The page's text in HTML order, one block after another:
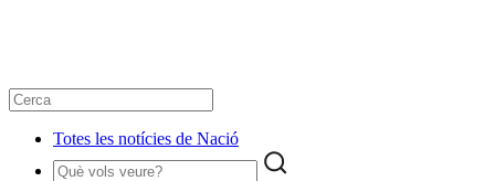
Totes les notícies de Nació